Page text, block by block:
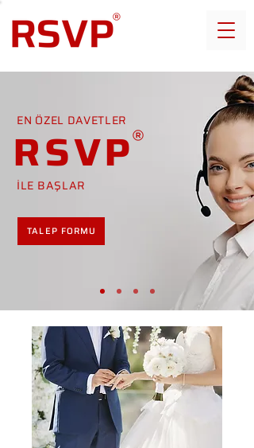
EN ÖZEL DAVETLER
RSVP
İLE BAŞLAR
TALEP FORMU